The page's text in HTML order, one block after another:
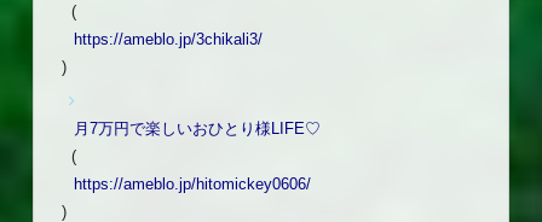
(
https://ameblo.jp/3chikali3/
)
月7万円で楽しいおひとり様LIFE♡
(
https://ameblo.jp/hitomickey0606/
)